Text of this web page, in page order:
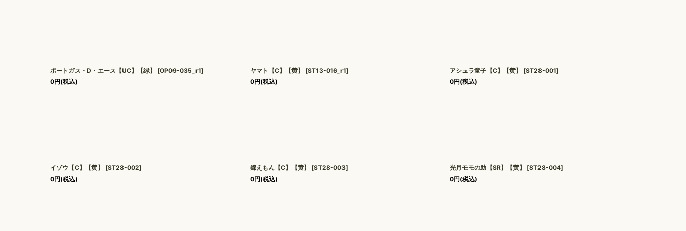
ポートガス・D・エース【UC】【緑】 [OP09-035_r1]
0円(税込)
ヤマト【C】【黄】 [ST13-016_r1]
0円(税込)
アシュラ童子【C】【黄】 [ST28-001]
0円(税込)
イゾウ【C】【黄】 [ST28-002]
0円(税込)
錦えもん【C】【黄】 [ST28-003]
0円(税込)
光月モモの助【SR】【黄】 [ST28-004]
0円(税込)